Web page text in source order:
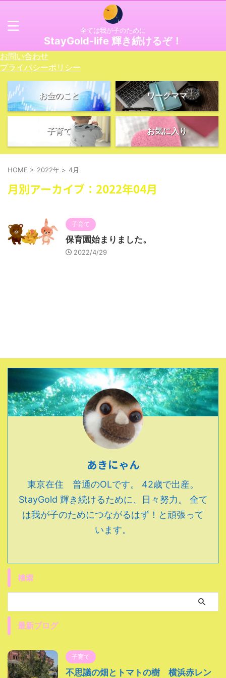
全ては我が子のために
StayGold-life 輝き続けるぞ！
お問い合わせ
プライバシーポリシー
お金のこと ワークママ
子育て お気に入り
HOME > 2022年 > 4月
月別アーカイブ：2022年04月
子育て
保育園始まりました。
2022/4/29
あきにゃん
東京在住 普通のOLです。 42歳で出産。
StayGold 輝き続けるために、日々努力。 全て
は我が子のためにつながるはず！と頑張って
います。
検索
最新ブログ
子育て
不思議の畑とトマトの樹 横浜赤レン